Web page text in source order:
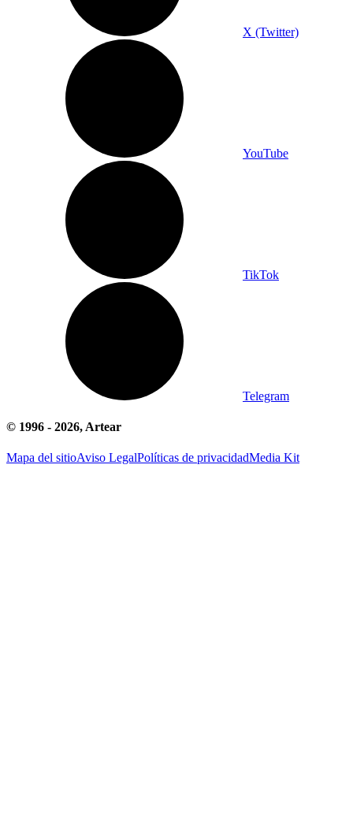
X (Twitter)
YouTube
TikTok
Telegram
© 1996 - 2026, Artear
Mapa del sitioAviso LegalPolíticas de privacidadMedia Kit